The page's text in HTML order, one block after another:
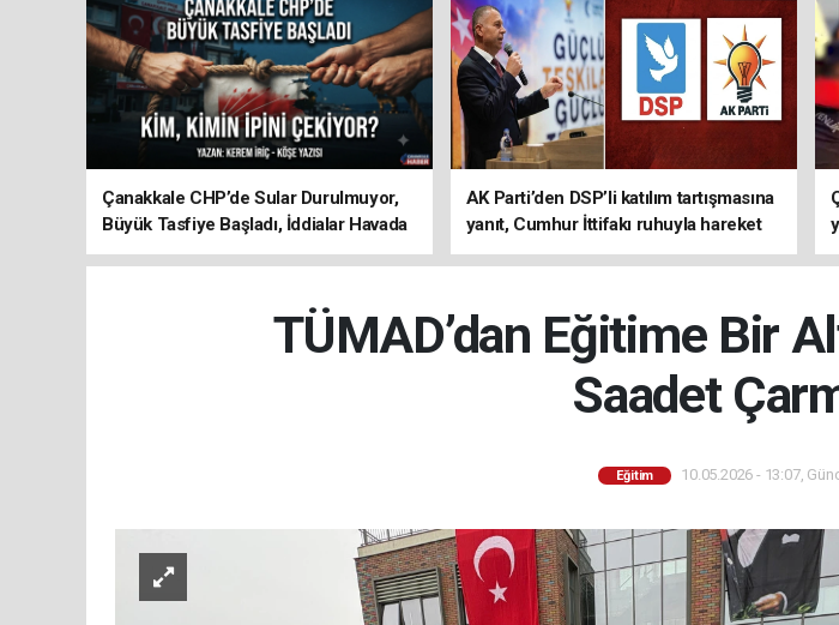
Çanakkale CHP’de Sular Durulmuyor,
Büyük Tasfiye Başladı, İddialar Havada
Uçuşuyor
AK Parti’den DSP’li katılım tartışmasına
yanıt, Cumhur İttifakı ruhuyla hareket
ediyoruz
TÜMAD’dan Eğitime Bir
Saadet
Eğitim 10.05.2026 - 13:07,